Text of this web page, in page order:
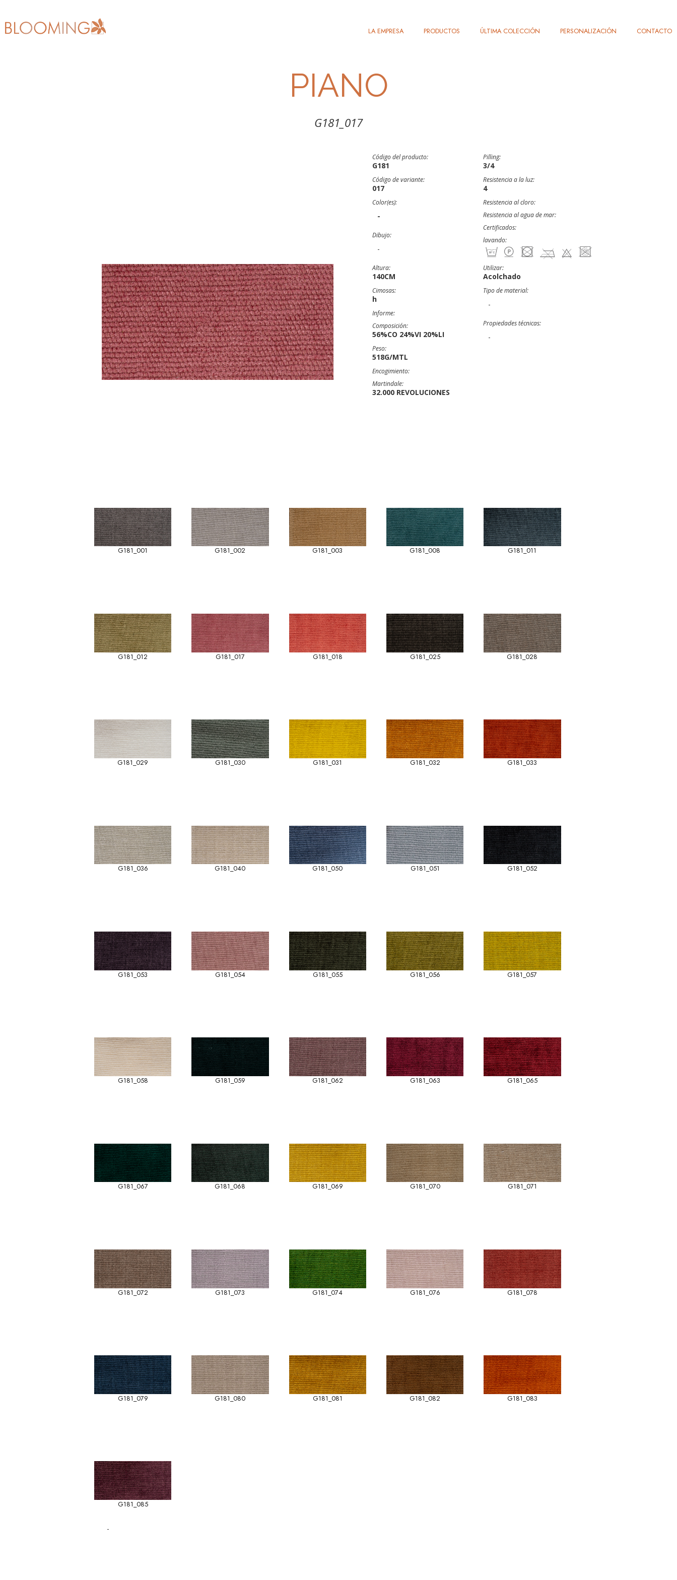
LA EMPRESA PRODUCTOS ÚLTIMA COLECCIÓN PERSONALIZACIÓN CONTACTO
PIANO
G181_017
Código del producto:
G181
Código de variante:
017
Color(es):
-
Dibujo:
-
Altura:
140CM
Cimosas:
h
Informe:
Composición:
56%CO 24%VI 20%LI
Peso:
518G/MTL
Encogimiento:
Martindale:
32.000 REVOLUCIONES
Pilling:
3/4
Resistencia a la luz:
4
Resistencia al cloro:
Resistencia al agua de mar:
Certificados:
lavando:
Utilizar:
Acolchado
Tipo de material:
-
Propiedades técnicas:
-
G181_001 G181_002 G181_003 G181_008 G181_011
G181_012 G181_017 G181_018 G181_025 G181_028
G181_029 G181_030 G181_031 G181_032 G181_033
G181_036 G181_040 G181_050 G181_051 G181_052
G181_053 G181_054 G181_055 G181_056 G181_057
G181_058 G181_059 G181_062 G181_063 G181_065
G181_067 G181_068 G181_069 G181_070 G181_071
G181_072 G181_073 G181_074 G181_076 G181_078
G181_079 G181_080 G181_081 G181_082 G181_083
G181_085
-